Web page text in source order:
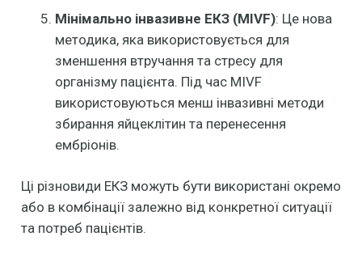
Мінімально інвазивне ЕКЗ (MIVF): Це нова
методика, яка використовується для
зменшення втручання та стресу для
організму пацієнта. Під час MIVF
використовуються менш інвазивні методи
збирання яйцеклітин та перенесення
ембріонів.
Ці різновиди ЕКЗ можуть бути використані окремо
або в комбінації залежно від конкретної ситуації
та потреб пацієнтів.